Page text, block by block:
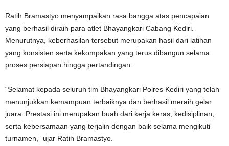
Ratih Bramastyo menyampaikan rasa bangga atas pencapaian
yang berhasil diraih para atlet Bhayangkari Cabang Kediri.
Menurutnya, keberhasilan tersebut merupakan hasil dari latihan
yang konsisten serta kekompakan yang terus dibangun selama
proses persiapan hingga pertandingan.
“Selamat kepada seluruh tim Bhayangkari Polres Kediri yang telah
menunjukkan kemampuan terbaiknya dan berhasil meraih gelar
juara. Prestasi ini merupakan buah dari kerja keras, kedisiplinan,
serta kebersamaan yang terjalin dengan baik selama mengikuti
turnamen,” ujar Ratih Bramastyo.